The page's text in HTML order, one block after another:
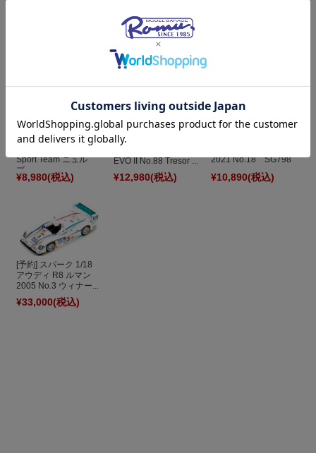
メルセデス AMG GT3
DTM 2021 No.8 S...
¥12,980 (税込)
スパーク 1/43 アウデ
Sport Team ニュル
ブ...
¥8,980(税込)
[予約] スパーク 1/43
EVO II No.88 Tresor ...
¥12,980(税込)
2021 No.18 SG798
¥10,890(税込)
[予約] スパーク 1/18
アウディ R8 ルマン
2005 No.3 ウィナー...
¥33,000(税込)